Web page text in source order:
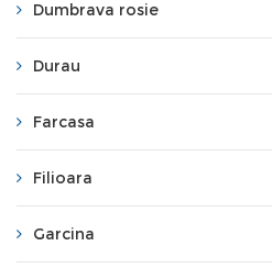
Dumbrava rosie
Durau
Farcasa
Filioara
Garcina